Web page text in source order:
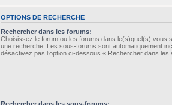
OPTIONS DE RECHERCHE
Rechercher dans les forums:
Choisissez le forum ou les forums dans le(s)quel(s) vous
une recherche. Les sous-forums sont automatiquement
désactivez pas l’option ci-dessous « Rechercher dans les
Rechercher dans les sous-forums: